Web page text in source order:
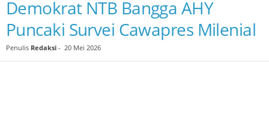
Demokrat NTB Bangga AHY
Puncaki Survei Cawapres Milenial
Penulis Redaksi - 20 Mei 2026